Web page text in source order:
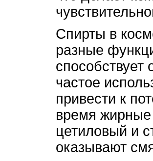
Спирты в
разные
частое
привести к
время
цетиловый и
оказывают